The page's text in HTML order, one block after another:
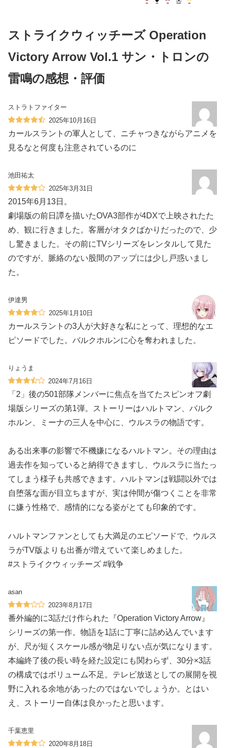
ストライクウィッチーズ Operation
Victory Arrow Vol.1 サン・トロンの
雷鳴の感想・評価
ストラトファイター
2025年10月16日
カールスラントの軍人として、ニチャつきながらアニメを
見るなと何度も注意されているのに
池田祐太
2025年3月31日
2015年6月13日。
劇場版の前日譚を描いたOVA3部作が4DXで上映されたた
め、観に行きました。客層がオタクばかりだったので、少
し驚きました。その前にTVシリーズをレンタルして見た
のですが、脈絡のない股間のアップには少し戸惑いまし
た。
伊達男
2025年1月10日
カールスラントの3人が大好きな私にとって、理想的なエ
ピソードでした。バルクホルンに心を奪われました。
りょうま
2024年7月16日
「2」後の501部隊メンバーに焦点を当てたスピンオフ劇
場版シリーズの第1弾。ストーリーはハルトマン、バルク
ホルン、ミーナの三人を中心に、ウルスラの物語です。
ある出来事の影響で不機嫌になるハルトマン。その理由は
過去作を知っていると納得できますし、ウルスラに当たっ
てしまう様子も共感できます。ハルトマンは戦闘以外では
自堕落な面が目立ちますが、実は仲間が傷つくことを非常
に嫌う性格で、感情的になる姿がとても印象的です。
ハルトマンファンとしても大満足のエピソードで、ウルス
ラがTV版よりも出番が増えていて楽しめました。
#ストライクウィッチーズ #戦争
asan
2023年8月17日
番外編的に3話だけ作られた『Operation Victory Arrow』
シリーズの第一作。物語を1話に丁寧に詰め込んでいます
が、尺が短くスケール感が物足りない点が気になります。
本編終了後の長い時を経た設定にも関わらず、30分×3話
の構成ではボリューム不足。テレビ放送としての展開を視
野に入れる余地があったのではないでしょうか。とはい
え、ストーリー自体は良かったと思います。
千葉恵里
2020年8月18日